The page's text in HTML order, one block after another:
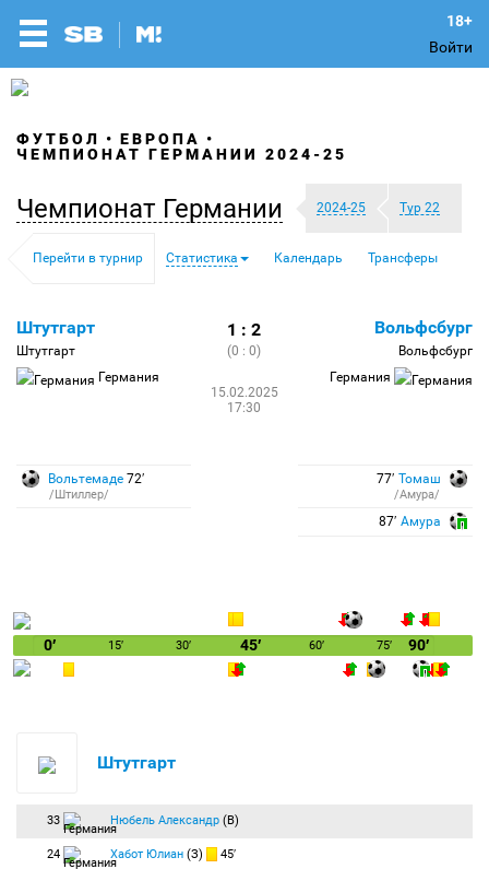
Войти
ФУТБОЛ
ЕВРОПА
ЧЕМПИОНАТ ГЕРМАНИИ 2024-25
Чемпионат Германии 2024-25 Тур 22
Перейти в турнир Статистика Календарь Трансферы
Штутгарт
Штутгарт
Германия
1 : 2
(0 : 0)
15.02.2025
17:30
Вольфсбург
Вольфсбург
Германия
Вольтемаде 72′
/Штиллер/
77′ Томаш
/Амура/
87′ Амура
0′ 15′ 30′ 45′ 60′ 75′ 90′
Штутгарт
33 Нюбель Александр (В)
24 Хабот Юлиан (З) 45′